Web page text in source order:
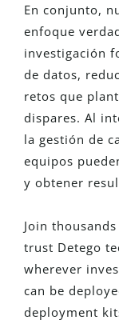
En conjunto,
enfoque
investigación
de datos,
retos que
dispares. Al
la gestión de
equipos
y obtener
Join
trust Detego
wherever
can be
deployment